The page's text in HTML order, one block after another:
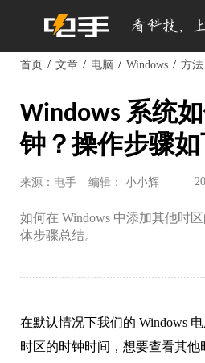
首页 文章 电脑 Windows 方法
Windows 系统
钟？操作步骤如
来源：电手 编辑： 小小辉
如何在 Windows 中添加其他时
体步骤总结。
在默认情况下我们的 Windows
时区的时钟时间，想要查看其